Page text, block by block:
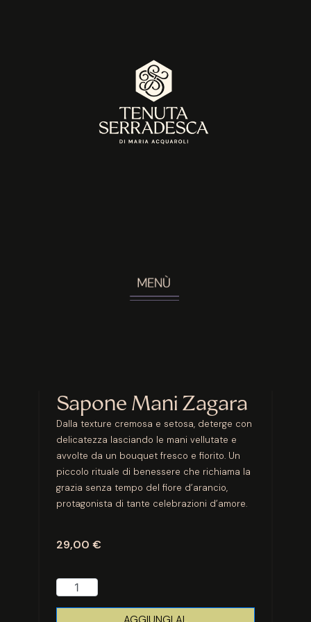
Sapone Mani Zagara
Dalla texture cremosa e setosa, deterge con
delicatezza lasciando le mani vellutate e
avvolte da un bouquet fresco e fiorito. Un
piccolo rituale di benessere che richiama la
grazia senza tempo del fiore d’arancio,
protagonista di tante celebrazioni d’amore.
29,00 €